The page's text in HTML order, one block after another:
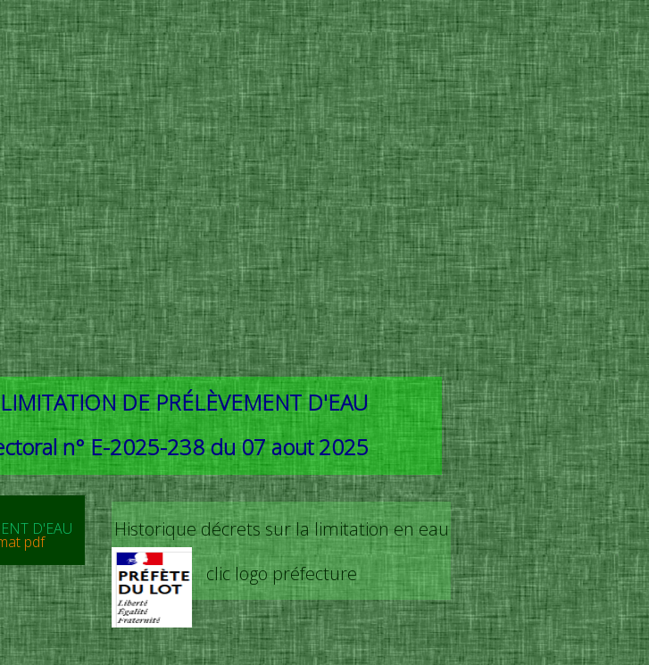
DE PRÉLÈVEMENT D'EAU
n° E-2025-238 du 07 aout 2025
Historique décrets sur la limitation en eau
clic logo préfecture
D'EAU
pdf